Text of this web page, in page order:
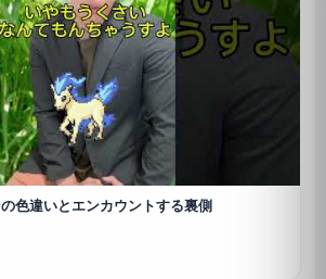
色違いとエンカウントする裏側